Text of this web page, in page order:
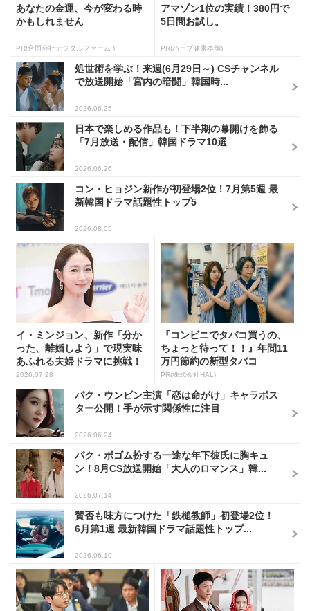
あなたの金運、今が変わる時
かもしれません
PR(合同会社デジタルファーム )
アマゾン1位の実績！380円で
5日間お試し。
PR(ハーブ健康本舗)
処世術を学ぶ！来週(6月29日～) CSチャンネル
で放送開始「宮内の暗闘」韓国時...
2026.06.25
日本で楽しめる作品も！下半期の幕開けを飾る
「7月放送・配信」韓国ドラマ10選
2026.06.26
コン・ヒョジン新作が初登場2位！7月第5週 最
新韓国ドラマ話題性トップ5
2026.08.05
イ・ミンジョン、新作「分か
った、離婚しよう」で現実味
あふれる夫婦ドラマに挑戦！
2026.07.28
『コンビニでタバコ買うの、
ちょっと待って！！』年間11
万円節約の新型タバコ
PR(株式会社HAL)
パク・ウンビン主演「恋は命がけ」キャラポス
ター公開！手が示す関係性に注目
2026.06.24
パク・ボゴム扮する一途な年下彼氏に胸キュ
ン！8月CS放送開始「大人のロマンス」韓...
2026.07.14
賛否も味方につけた「鉄槌教師」初登場2位！
6月第1週 最新韓国ドラマ話題性トップ...
2026.06.10